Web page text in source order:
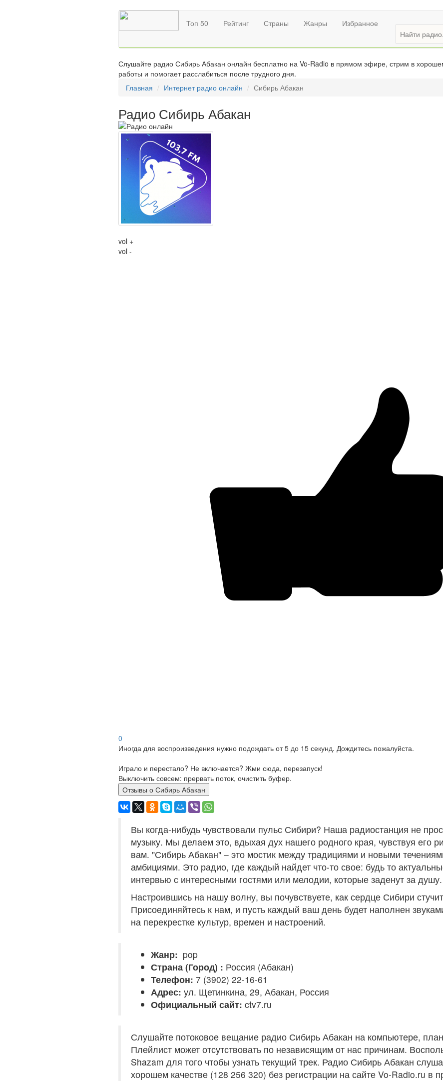
Топ 50 Рейтинг Страны Жанры Избранное
Слушайте радио Сибирь Абакан онлайн бесплатно на Vo-Radio в прямом эфире, стрим в
работы и помогает расслабиться после трудного дня.
Главная
Интернет радио онлайн Сибирь Абакан
Радио Сибирь Абакан
vol +
vol -
0
Иногда для воспроизведения нужно подождать от 5 до 15 секунд. Дождитесь пожалуйста.
Играло и перестало? Не включается? Жми сюда, перезапуск!
Выключить совсем: прервать поток, очистить буфер.
Отзывы о Сибирь Абакан
Вы когда-нибудь чувствовали пульс Сибири? Наша радиостанция не
музыку. Мы делаем это, вдыхая дух нашего родного края, чувствуя его
вам. "Сибирь Абакан" – это мостик между традициями и новыми
амбициями. Это радио, где каждый найдет что-то свое: будь то
интервью с интересными гостями или мелодии, которые заденут за душу.
Настроившись на нашу волну, вы почувствуете, как сердце Сибири
Присоединяйтесь к нам, и пусть каждый ваш день будет наполнен
на перекрестке культур, времен и настроений.
Жанр: pop
Страна (Город) : Россия (Абакан)
Телефон: 7 (3902) 22-16-61
Адрес: ул. Щетинкина, 29, Абакан, Россия
Официальный сайт: ctv7.ru
Слушайте потоковое вещание радио Сибирь Абакан на компьютере,
Плейлист может отсутствовать по независящим от нас причинам.
Shazam для того чтобы узнать текущий трек. Радио Сибирь Абакан
хорошем качестве (128 256 320) без регистрации на сайте Vo-Radio.ru в